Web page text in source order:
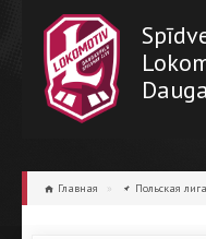
Главная » Польская лига